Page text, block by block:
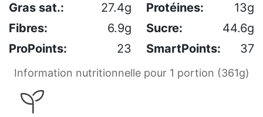
Gras sat.:
27.4g Protéines:
13g
Fibres:
6.9g Sucre:
44.6g
ProPoints:
23 SmartPoints: 37
Information nutritionnelle pour 1 portion (361g)